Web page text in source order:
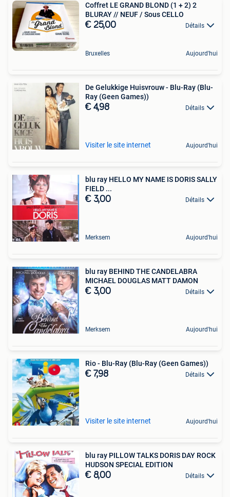
Coffret LE GRAND BLOND (1 + 2) 2
BLURAY // NEUF / Sous CELLO
€ 25,00 Détails
Bruxelles Aujourd'hui
De Gelukkige Huisvrouw - Blu-Ray (Blu-
Ray (Geen Games))
€ 4,98 Détails
Visiter le site internet Aujourd'hui
blu ray HELLO MY NAME IS DORIS SALLY
FIELD ...
€ 3,00 Détails
Merksem Aujourd'hui
blu ray BEHIND THE CANDELABRA
MICHAEL DOUGLAS MATT DAMON
€ 3,00 Détails
Merksem Aujourd'hui
Rio - Blu-Ray (Blu-Ray (Geen Games))
€ 7,98 Détails
Visiter le site internet Aujourd'hui
blu ray PILLOW TALKS DORIS DAY ROCK
HUDSON SPECIAL EDITION
€ 8,00 Détails